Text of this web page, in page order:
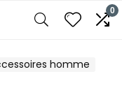
0
homme